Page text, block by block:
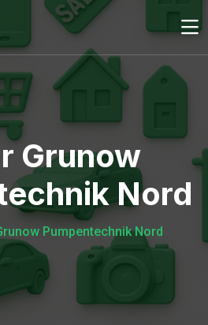
Grunow
Nord
Pumpentechnik Nord